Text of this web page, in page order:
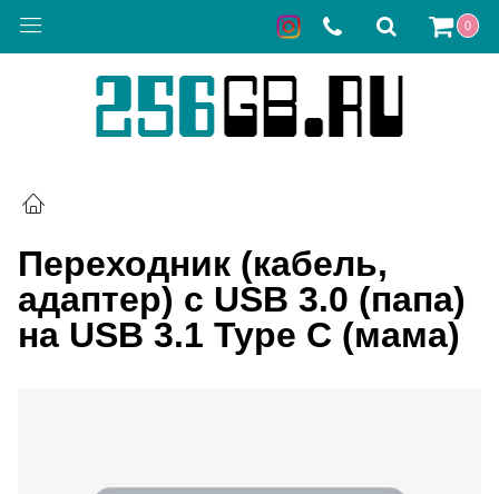
0
Переходник (кабель,
адаптер) с USB 3.0 (папа)
на USB 3.1 Type C (мама)